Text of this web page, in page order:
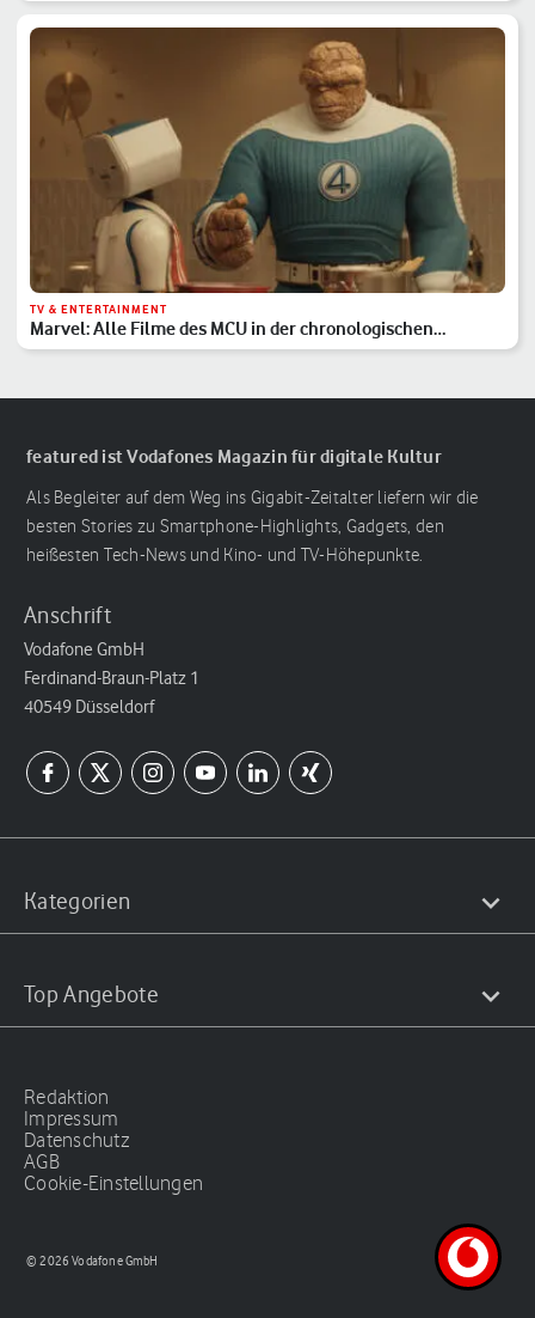
TV & ENTERTAINMENT
Marvel: Alle Filme des MCU in der chronologischen
Reihenfolge
featured ist Vodafones Magazin für digitale Kultur
Als Begleiter auf dem Weg ins Gigabit-Zeitalter liefern wir die
besten Stories zu Smartphone-Highlights, Gadgets, den
heißesten Tech-News und Kino- und TV-Höhepunkte.
Anschrift
Vodafone GmbH
Ferdinand-Braun-Platz 1
40549 Düsseldorf
Kategorien
Top Angebote
Redaktion
Impressum
Datenschutz
AGB
Cookie-Einstellungen
© 2026 Vodafone GmbH